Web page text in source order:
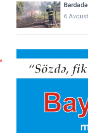
Bərdədə
6